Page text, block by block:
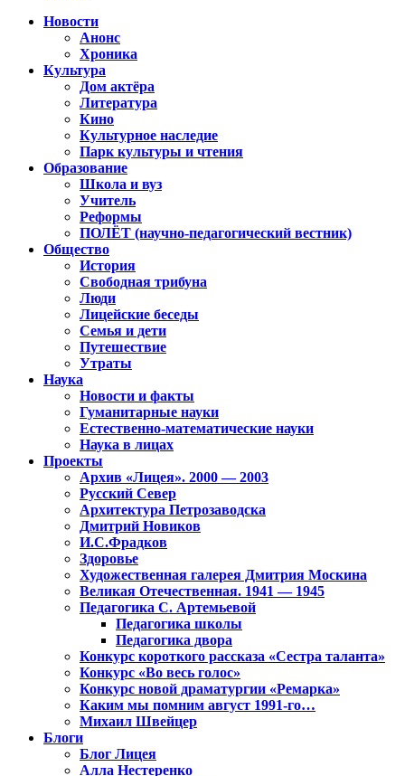
Новости
Анонс
Хроника
Культура
Дом актёра
Литература
Кино
Культурное наследие
Парк культуры и чтения
Образование
Школа и вуз
Учитель
Реформы
ПОЛЁТ (научно-педагогический вестник)
Общество
История
Свободная трибуна
Люди
Лицейские беседы
Семья и дети
Путешествие
Утраты
Наука
Новости и факты
Гуманитарные науки
Естественно-математические науки
Наука в лицах
Проекты
Архив «Лицея». 2000 — 2003
Русский Север
Архитектура Петрозаводска
Дмитрий Новиков
И.С.Фрадков
Здоровье
Художественная галерея Дмитрия Москина
Великая Отечественная. 1941 — 1945
Педагогика С. Артемьевой
Педагогика школы
Педагогика двора
Конкурс короткого рассказа «Сестра таланта»
Конкурс «Во весь голос»
Конкурс новой драматургии «Ремарка»
Каким мы помним август 1991-го…
Михаил Швейцер
Блоги
Блог Лицея
Алла Нестеренко